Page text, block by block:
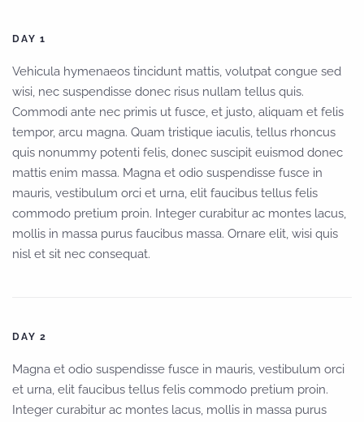
DAY 1
Vehicula hymenaeos tincidunt mattis, volutpat congue sed
wisi, nec suspendisse donec risus nullam tellus quis.
Commodi ante nec primis ut fusce, et justo, aliquam et felis
tempor, arcu magna. Quam tristique iaculis, tellus rhoncus
quis nonummy potenti felis, donec suscipit euismod donec
mattis enim massa. Magna et odio suspendisse fusce in
mauris, vestibulum orci et urna, elit faucibus tellus felis
commodo pretium proin. Integer curabitur ac montes lacus,
mollis in massa purus faucibus massa. Ornare elit, wisi quis
nisl et sit nec consequat.
DAY 2
Magna et odio suspendisse fusce in mauris, vestibulum orci
et urna, elit faucibus tellus felis commodo pretium proin.
Integer curabitur ac montes lacus, mollis in massa purus